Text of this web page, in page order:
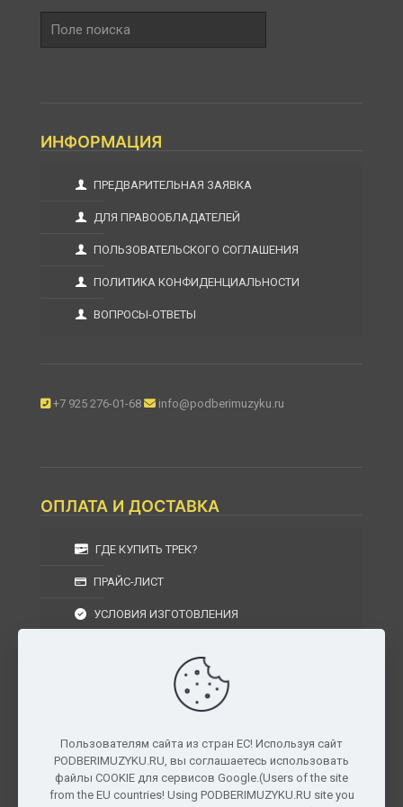
поиска
ИНФОРМАЦИЯ
ПРЕДВАРИТЕЛЬНАЯ ЗАЯВКА
ДЛЯ ПРАВООБЛАДАТЕЛЕЙ
ПОЛЬЗОВАТЕЛЬСКОГО СОГЛАШЕНИЯ
ПОЛИТИКА КОНФИДЕНЦИАЛЬНОСТИ
ВОПРОСЫ-ОТВЕТЫ
+7 925 276-01-68 info@podberimuzyku.ru
ОПЛАТА И ДОСТАВКА
ГДЕ КУПИТЬ ТРЕК?
ПРАЙС-ЛИСТ
УСЛОВИЯ ИЗГОТОВЛЕНИЯ
УСЛОВИЯ ВОЗВРАТА
г. Москва, Московская область, Центральный
федеральный округ, РФ, Россия
Пользователям сайта из стран ЕС! Используя сайт
PODBERIMUZYKU.RU, вы соглашаетесь использовать
файлы COOKIE для сервисов Google.(Users of the site
from the EU countries! Using PODBERIMUZYKU.RU site you